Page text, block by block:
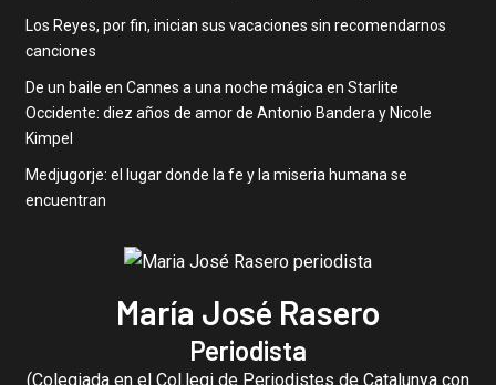
Los Reyes, por fin, inician sus vacaciones sin recomendarnos
canciones
De un baile en Cannes a una noche mágica en Starlite
Occidente: diez años de amor de Antonio Bandera y Nicole
Kimpel
Medjugorje: el lugar donde la fe y la miseria humana se
encuentran
María José Rasero
Periodista
(Colegiada en el Col.legi de Periodistes de Catalunya con